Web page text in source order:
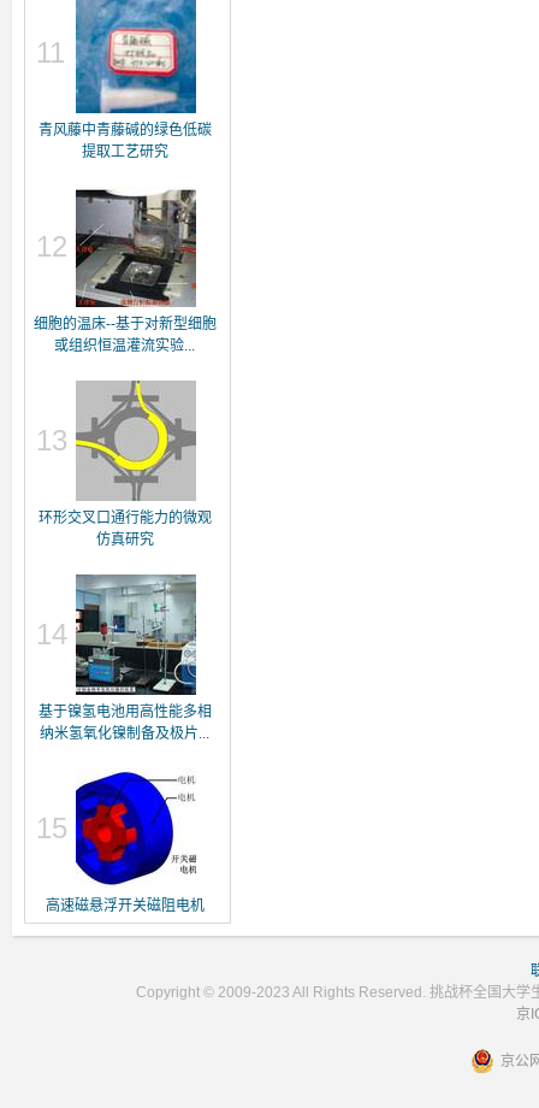
11
青风藤中青藤碱的绿色低碳
提取工艺研究
12
细胞的温床--基于对新型细胞
或组织恒温灌流实验...
13
环形交叉口通行能力的微观
仿真研究
14
基于镍氢电池用高性能多相
纳米氢氧化镍制备及极片...
15
高速磁悬浮开关磁阻电机
Copyright © 2009-2023 All Rights Reserved. 挑战杯全国大学
京
京公